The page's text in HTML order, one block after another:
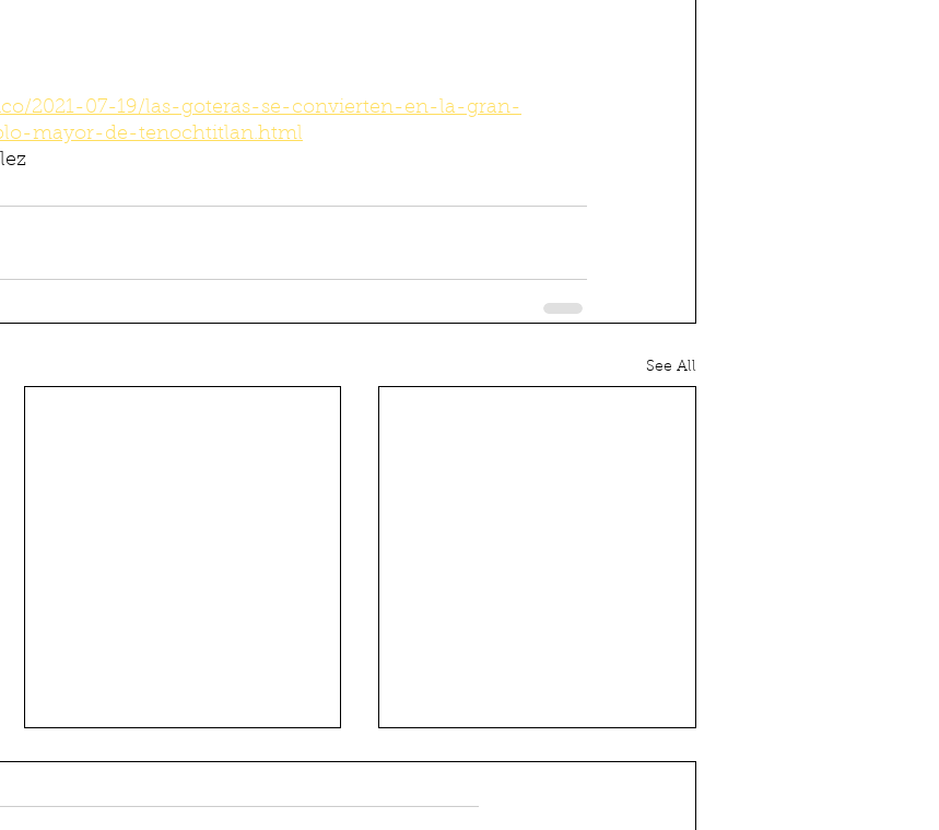
2021-07-19/las-goteras-se-convierten-en-la-gran-
mayor-de-tenochtitlan.html
See All